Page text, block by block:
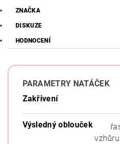
ZNAČKA
DISKUZE
HODNOCENÍ
PARAMETRY NATÁČEK
Zakřivení
Výsledný oblouček